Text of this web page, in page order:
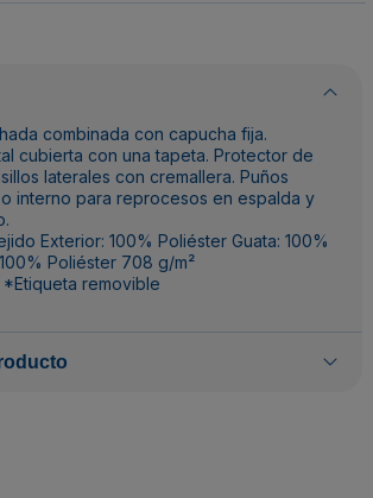
combinada con capucha fija.
cubierta con una tapeta. Protector de
laterales con cremallera. Puños
interno para reprocesos en espalda y
Exterior: 100% Poliéster Guata: 100%
Poliéster 708 g/m²
removible